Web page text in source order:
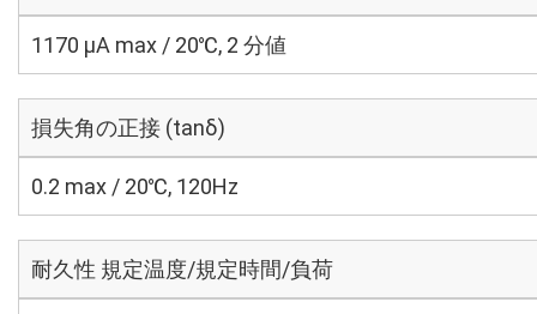
1170 μA max / 20℃, 2 分値
損失角の正接 (tanδ)
0.2 max / 20℃, 120Hz
耐久性 規定温度/規定時間/負荷